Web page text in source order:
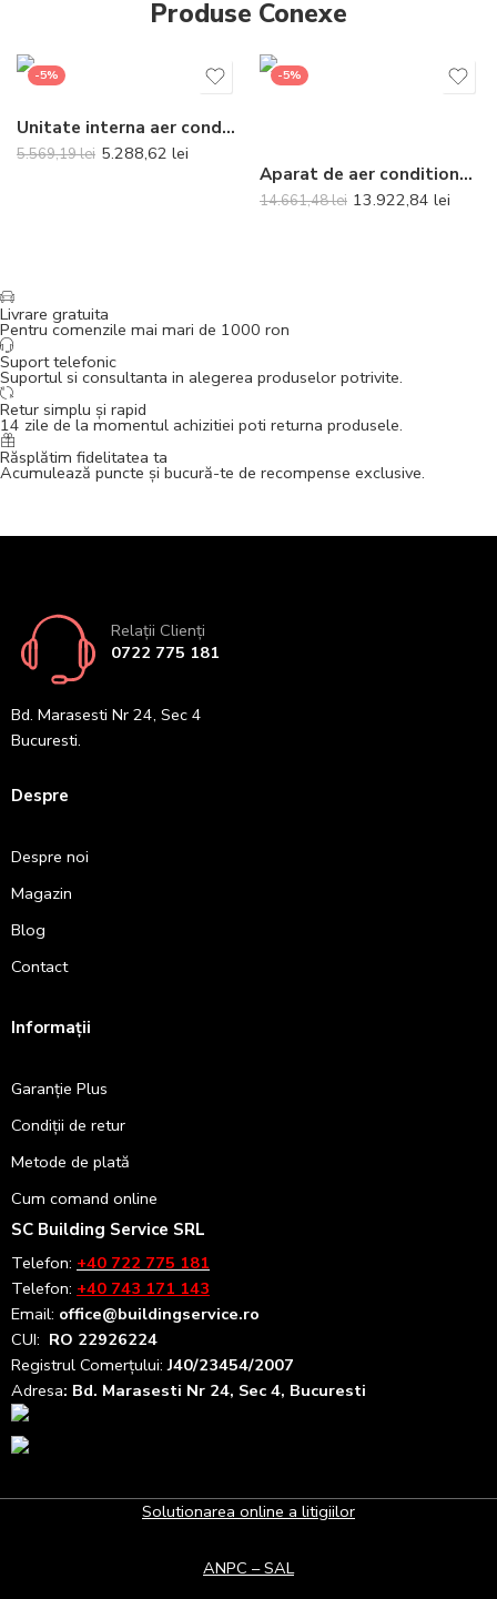
Produse Conexe
-5%
Unitate interna aer conditionat tip caseta Daikin FFA25A9 9000 BTU
5.569,19lei 5.288,62 lei
-5%
Aparat de aer conditionat tip caseta Daikin Bluevolution FFA50A9-RZAG50B Inverter 18000 BTU – Panel si telecomanda incluse
14.661,48lei 13.922,84 lei
Livrare gratuita
Pentru comenzile mai mari de 1000 ron
Suport telefonic
Suportul si consultanta in alegerea produselor potrivite.
Retur simplu și rapid
14 zile de la momentul achizitiei poti returna produsele.
Răsplătim fidelitatea ta
Acumulează puncte și bucură-te de recompense exclusive.
Relații Clienți
0722 775 181
Bd. Marasesti Nr 24, Sec 4
Bucuresti.
Despre
Despre noi
Magazin
Blog
Contact
Informații
Garanție Plus
Condiții de retur
Metode de plată
Cum comand online
SC Building Service SRL
Telefon: +40 722 775 181
Telefon: +40 743 171 143
Email: office@buildingservice.ro
CUI: RO 22926224
Registrul Comerțului:J40/23454/2007
Adresa: Bd. Marasesti Nr 24, Sec 4, Bucuresti
Solutionarea online a litigiilor
ANPC – SAL